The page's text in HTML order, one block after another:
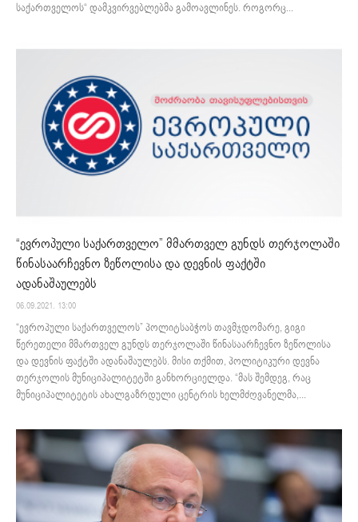
საქართველოს“ დამკვირვებლებმა გამოავლინეს. როგორც...
“ევროპული საქართველო” მმართველ გუნდს თერჯოლაში
წინასაარჩევნო ზეწოლისა და დევნის ფაქტში
ადანაშაულებს
06.09.2021. 13:00
“ევროპული საქართველოს” პოლიტსაბჭოს თავმჯდომარე, გიგი
წერეთელი მმართველ გუნდს თერჯოლაში წინასაარჩევნო ზეწოლისა
და დევნის ფაქტში ადანაშაულებს. მისი თქმით, პოლიტიკური დევნა
თერჯოლის მუნიციპალიტეტში განხორციელდა. “მას შემდეგ, რაც
მუნიციპალიტეტის ახალგაზრდული ცენტრის ხელმძღვანელმა,...